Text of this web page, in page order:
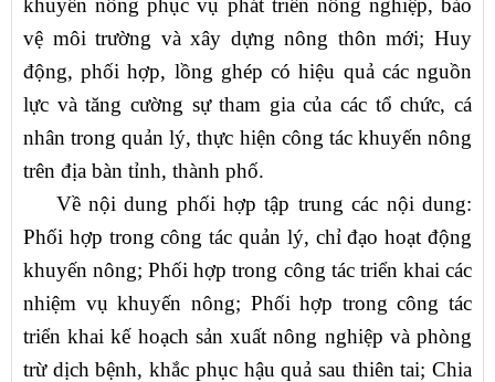
khuyến nông phục vụ phát triển nông nghiệp, bảo
vệ môi trường và xây dựng nông thôn mới; Huy
động, phối hợp, lồng ghép có hiệu quả các nguồn
lực và tăng cường sự tham gia của các tổ chức, cá
nhân trong quản lý, thực hiện công tác khuyến nông
trên địa bàn tỉnh, thành phố.
Về nội dung phối hợp tập trung các nội dung:
Phối hợp trong công tác quản lý, chỉ đạo hoạt động
khuyến nông; Phối hợp trong công tác triển khai các
nhiệm vụ khuyến nông; Phối hợp trong công tác
triển khai kế hoạch sản xuất nông nghiệp và phòng
trừ dịch bệnh, khắc phục hậu quả sau thiên tai; Chia